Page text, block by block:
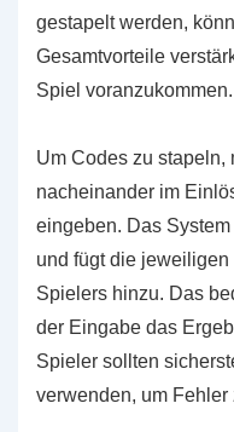
gestapelt werden,
Gesamtvorteile
Spiel voranzukommen.
Um Codes zu
nacheinander im
eingeben. Das
und fügt die
Spielers hinzu. Das
der Eingabe das
Spieler sollten
verwenden, um Fehler